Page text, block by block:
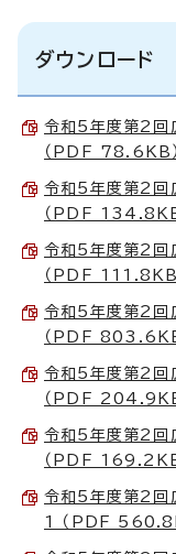
ダウンロード
令和5年度第2回
（PDF 78.6KB）
令和5年度第2回
（PDF 134.8KB
令和5年度第2回
（PDF 111.8KB
令和5年度第2回
（PDF 803.6KB
令和5年度第2回
（PDF 204.9KB
令和5年度第2回
（PDF 169.2KB
令和5年度第2回
1 （PDF